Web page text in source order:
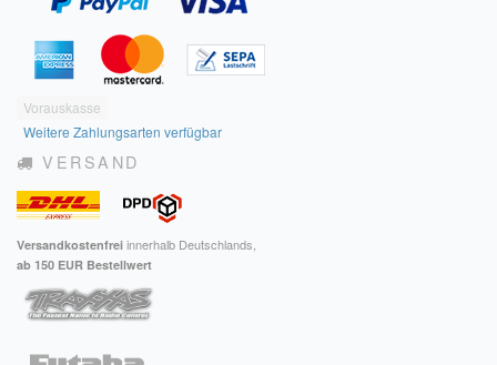
Datenschutzerklärung
Hinweise zur Batterieentsorgung
Geschäftszeiten
Impressum
FAQ
ÜBER UNS
Was wir bieten
Vorauskasse
Weitere Zahlungsarten verfügbar
VERSAND
Versandkostenfrei innerhalb Deutschlands,
ab 150 EUR Bestellwert